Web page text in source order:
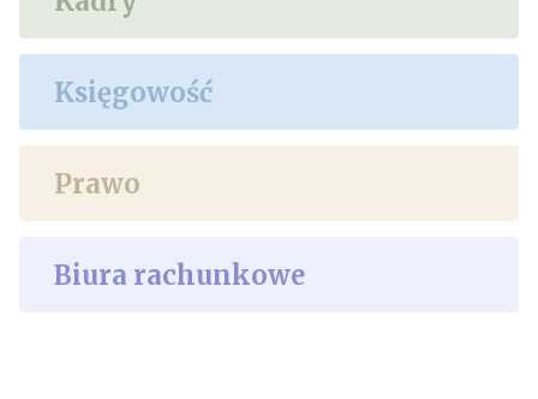
Księgowość
Prawo
Biura rachunkowe